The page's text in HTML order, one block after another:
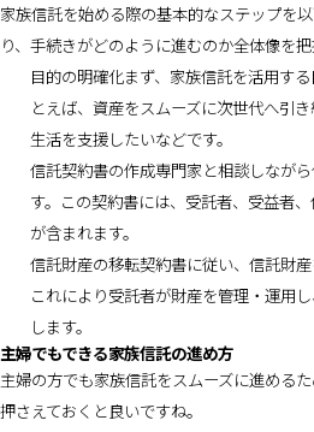
家族信託を始める際の基本的なステップを
り、手続きがどのように進むのか全体像を把
目的の明確化まず、家族信託を活用す
とえば、資産をスムーズに次世代へ引
生活を支援したいなどです。
信託契約書の作成専門家と相談しなが
す。この契約書には、受託者、受益者
が含まれます。
信託財産の移転契約書に従い、信託財産
これにより受託者が財産を管理・運用
します。
主婦でもできる家族信託の進め方
主婦の方でも家族信託をスムーズに進める
押さえておくと良いですね。